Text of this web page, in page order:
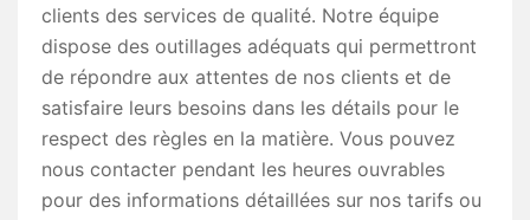
clients des services de qualité. Notre équipe
dispose des outillages adéquats qui permettront
de répondre aux attentes de nos clients et de
satisfaire leurs besoins dans les détails pour le
respect des règles en la matière. Vous pouvez
nous contacter pendant les heures ouvrables
pour des informations détaillées sur nos tarifs ou